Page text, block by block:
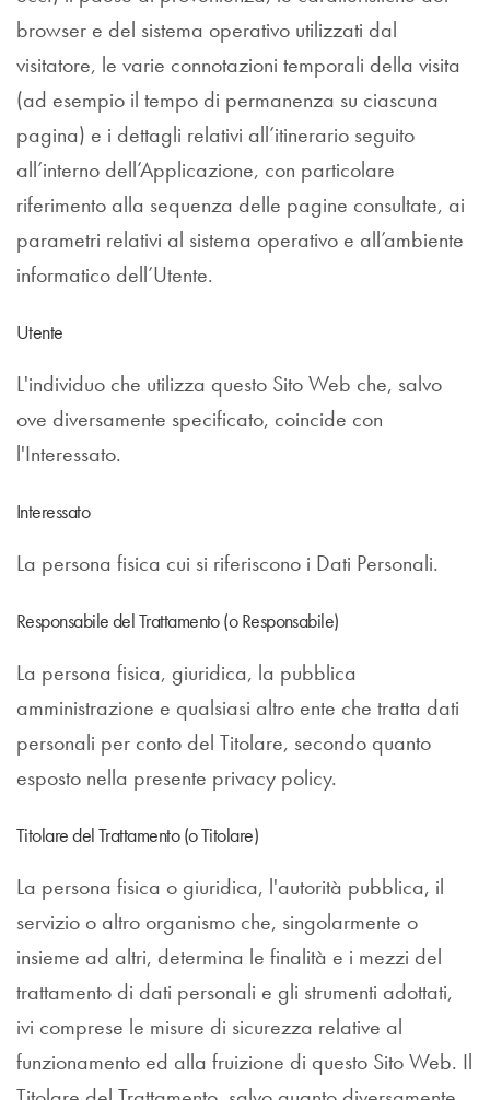
browser e del sistema operativo utilizzati dal
visitatore, le varie connotazioni temporali della visita
(ad esempio il tempo di permanenza su ciascuna
pagina) e i dettagli relativi all’itinerario seguito
all’interno dell’Applicazione, con particolare
riferimento alla sequenza delle pagine consultate, ai
parametri relativi al sistema operativo e all’ambiente
informatico dell’Utente.
Utente
L'individuo che utilizza questo Sito Web che, salvo
ove diversamente specificato, coincide con
l'Interessato.
Interessato
La persona fisica cui si riferiscono i Dati Personali.
Responsabile del Trattamento (o Responsabile)
La persona fisica, giuridica, la pubblica
amministrazione e qualsiasi altro ente che tratta dati
personali per conto del Titolare, secondo quanto
esposto nella presente privacy policy.
Titolare del Trattamento (o Titolare)
La persona fisica o giuridica, l'autorità pubblica, il
servizio o altro organismo che, singolarmente o
insieme ad altri, determina le finalità e i mezzi del
trattamento di dati personali e gli strumenti adottati,
ivi comprese le misure di sicurezza relative al
funzionamento ed alla fruizione di questo Sito Web. Il